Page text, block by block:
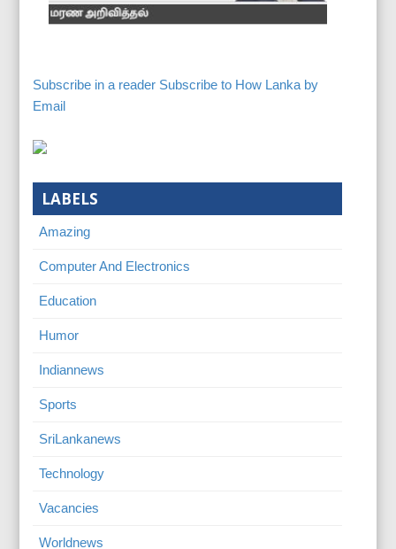
Subscribe in a reader Subscribe to How Lanka by
Email
LABELS
Amazing
Computer And Electronics
Education
Humor
Indiannews
Sports
SriLankanews
Technology
Vacancies
Worldnews